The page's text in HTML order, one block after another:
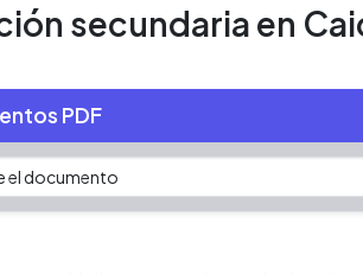
secundaria en
PDF